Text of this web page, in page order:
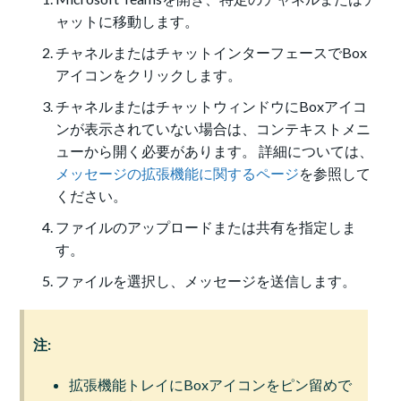
ャットに移動します。
チャネルまたはチャットインターフェースでBox
アイコンをクリックします。
チャネルまたはチャットウィンドウにBoxアイコ
ンが表示されていない場合は、コンテキストメニ
ューから開く必要があります。 詳細については、
メッセージの拡張機能に関するページを参照して
ください。
ファイルのアップロードまたは共有を指定しま
す。
ファイルを選択し、メッセージを送信します。
注:
拡張機能トレイにBoxアイコンをピン留めで